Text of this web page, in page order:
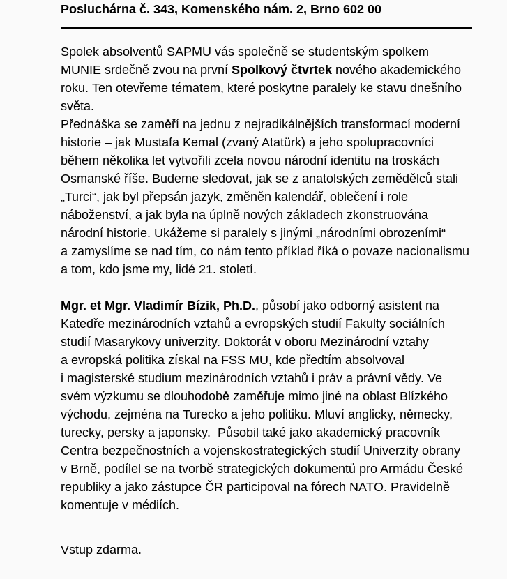
Posluchárna č. 343, Komenského nám. 2, Brno 602 00
Spolek absolventů SAPMU vás společně se studentským spolkem
MUNIE srdečně zvou na první Spolkový čtvrtek nového akademického
roku. Ten otevřeme tématem, které poskytne paralely ke stavu dnešního
světa.
Přednáška se zaměří na jednu z nejradikálnějších transformací moderní
historie – jak Mustafa Kemal (zvaný Atatürk) a jeho spolupracovníci
během několika let vytvořili zcela novou národní identitu na troskách
Osmanské říše. Budeme sledovat, jak se z anatolských zemědělců stali
„Turci“, jak byl přepsán jazyk, změněn kalendář, oblečení i role
náboženství, a jak byla na úplně nových základech zkonstruována
národní historie. Ukážeme si paralely s jinými „národními obrozeními“
a zamyslíme se nad tím, co nám tento příklad říká o povaze nacionalismu
a tom, kdo jsme my, lidé 21. století.
Mgr. et Mgr. Vladimír Bízik, Ph.D., působí jako odborný asistent na
Katedře mezinárodních vztahů a evropských studií Fakulty sociálních
studií Masarykovy univerzity. Doktorát v oboru Mezinárodní vztahy
a evropská politika získal na FSS MU, kde předtím absolvoval
i magisterské studium mezinárodních vztahů i práv a právní vědy. Ve
svém výzkumu se dlouhodobě zaměřuje mimo jiné na oblast Blízkého
východu, zejména na Turecko a jeho politiku. Mluví anglicky, německy,
turecky, persky a japonsky. Působil také jako akademický pracovník
Centra bezpečnostních a vojenskostrategických studií Univerzity obrany
v Brně, podílel se na tvorbě strategických dokumentů pro Armádu České
republiky a jako zástupce ČR participoval na fórech NATO. Pravidelně
komentuje v médiích.
Vstup zdarma.